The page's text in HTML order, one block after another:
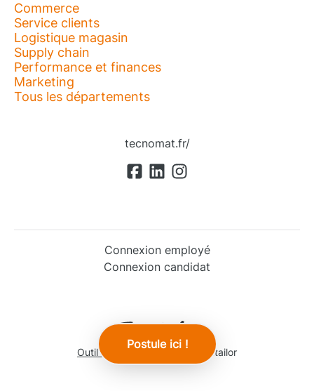
Postule ici !
Commerce
Service clients
Logistique magasin
Supply chain
Performance et finances
Marketing
Tous les départements
tecnomat.fr/
Connexion employé
Connexion candidat
Outil de recrutementde Teamtailor